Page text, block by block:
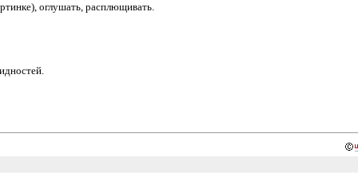
оглушать, расплющивать.